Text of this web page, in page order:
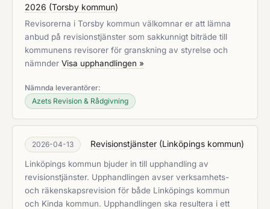
2026 (Torsby kommun)
Revisorerna i Torsby kommun välkomnar er att lämna
anbud på revisionstjänster som sakkunnigt biträde till
kommunens revisorer för granskning av styrelse och
nämnder Visa upphandlingen »
Nämnda leverantörer:
Azets Revision & Rådgivning
2026-04-13 Revisionstjänster (Linköpings kommun)
Linköpings kommun bjuder in till upphandling av
revisionstjänster. Upphandlingen avser verksamhets-
och räkenskapsrevision för både Linköpings kommun
och Kinda kommun. Upphandlingen ska resultera i ett